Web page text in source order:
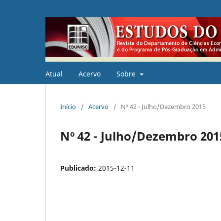
Atual Acervo Sobre
Início / Acervo / Nº 42 - Julho/Dezembro 2015
Nº 42 - Julho/Dezembro
Publicado: 2015-12-11